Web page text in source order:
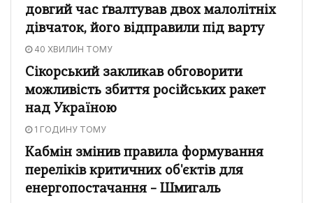
довгий час ґвалтував двох малолітніх
дівчаток, його відправили під варту
40 ХВИЛИН ТОМУ
Сікорський закликав обговорити
можливість збиття російських ракет
над Україною
1 ГОДИНУ ТОМУ
Кабмін змінив правила формування
переліків критичних об'єктів для
енергопостачання – Шмигаль